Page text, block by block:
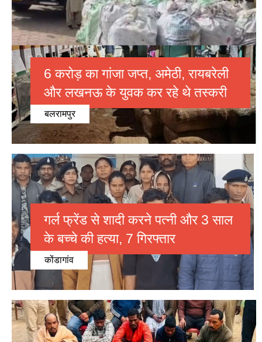
6 करोड़ का गांजा जप्त, अमेठी, रायबरेली
और लखनऊ के युवक कर रहे थे तस्करी
बलरामपुर
गर्ल फ्रेंड से शादी करने पत्नी और 3 साल
के बच्चे की हत्या, 7 गिरफ्तार
कोंडागांव